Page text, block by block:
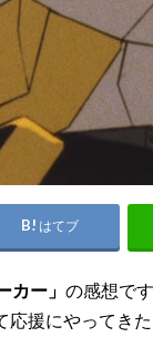
はてブ
カー」 の感想で
援にやってき